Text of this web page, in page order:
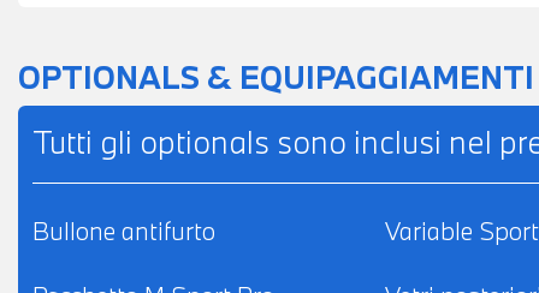
OPTIONALS & EQUIPAGGIAMENTI
Tutti gli optionals sono inclusi nel
Bullone antifurto Variable